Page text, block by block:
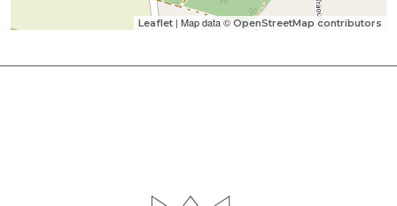
Leaflet | Map data ©OpenStreetMap contributors